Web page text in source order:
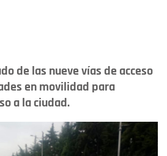
de las nueve vías de acceso
en movilidad para
a la ciudad.